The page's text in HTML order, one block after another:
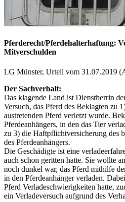
Pferderecht/Pferdehalterhaftung:
Mitverschulden
LG Münster, Urteil vom 31.07.2019
Der Sachverhalt:
Das klagende Land ist Dienstherrin
Versuch, das Pferd des Beklagten zu
austretenden Pferd verletzt wurde.
Pferdeanhängers, in den das Tier
zu 3) die Haftpflichtversicherung des
des Pferdeanhängers.
Die Geschädigte ist eine
auch schon geritten hatte. Sie wollte
noch dunkel war, das Pferd mithilfe
in den Pferdeanhänger verladen.
Pferd Verladeschwierigkeiten hatte,
ein Verladeversuch aufgrund des